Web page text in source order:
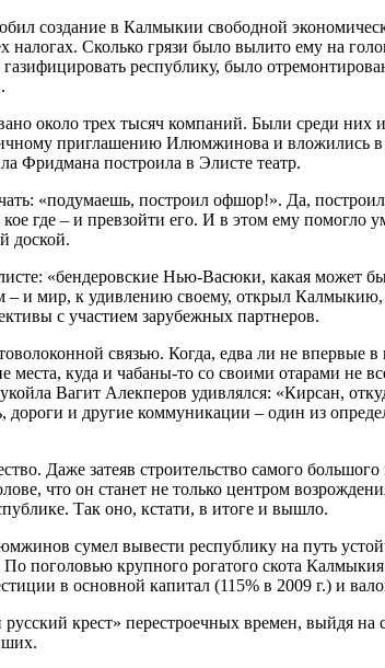
создание в Калмыкии свободной
Сколько грязи было вылито ему на
республику, было
около трех тысяч компаний. Были среди них
приглашению Илюмжинова и вложились в
Фридмана построила в Элисте театр.
«подумаешь, построил офшор!». Да,
где – и превзойти его. И в этом ему помогло
доской.
«бендеровские Нью-Васюки, какая может
и мир, к удивлению своему, открыл Калмыкию,
с участием зарубежных партнеров.
связью. Когда, едва ли не впервые
места, куда и чабаны-то со своими отарами не
Вагит Алекперов удивлялся: «Кирсан,
дороги и другие коммуникации – один из
Даже затеяв строительство самого
что он станет не только центром
Так оно, кстати, в итоге и вышло.
сумел вывести республику на путь
поголовью крупного рогатого скота
в основной капитал (115% в 2009 г.) и
крест» перестроечных времен, выйдя на